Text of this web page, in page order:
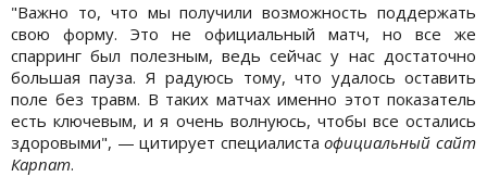
"Важно то, что мы получили возможность поддержать
свою форму. Это не официальный матч, но все же
спарринг был полезным, ведь сейчас у нас достаточно
большая пауза. Я радуюсь тому, что удалось оставить
поле без травм. В таких матчах именно этот показатель
есть ключевым, и я очень волнуюсь, чтобы все остались
здоровыми", — цитирует специалистаофициальный сайт
Карпат.